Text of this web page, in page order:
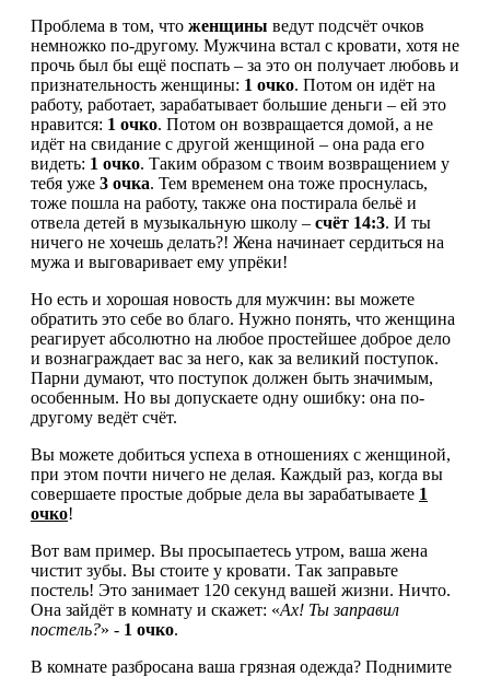
Проблема в том, что женщины ведут подсчёт очков
немножко по-другому. Мужчина встал с кровати, хотя не
прочь был бы ещё поспать – за это он получает любовь и
признательность женщины: 1 очко. Потом он идёт на
работу, работает, зарабатывает большие деньги – ей это
нравится: 1 очко. Потом он возвращается домой, а не
идёт на свидание с другой женщиной – она рада его
видеть: 1 очко. Таким образом с твоим возвращением у
тебя уже 3 очка. Тем временем она тоже проснулась,
тоже пошла на работу, также она постирала бельё и
отвела детей в музыкальную школу – счёт 14:3. И ты
ничего не хочешь делать?! Жена начинает сердиться на
мужа и выговаривает ему упрёки!
Но есть и хорошая новость для мужчин: вы можете
обратить это себе во благо. Нужно понять, что женщина
реагирует абсолютно на любое простейшее доброе дело
и вознаграждает вас за него, как за великий поступок.
Парни думают, что поступок должен быть значимым,
особенным. Но вы допускаете одну ошибку: она по-
другому ведёт счёт.
Вы можете добиться успеха в отношениях с женщиной,
при этом почти ничего не делая. Каждый раз, когда вы
совершаете простые добрые дела вы зарабатываете 1
очко!
Вот вам пример. Вы просыпаетесь утром, ваша жена
чистит зубы. Вы стоите у кровати. Так заправьте
постель! Это занимает 120 секунд вашей жизни. Ничто.
Она зайдёт в комнату и скажет: «Ах! Ты заправил
постель?» - 1 очко.
В комнате разбросана ваша грязная одежда? Поднимите